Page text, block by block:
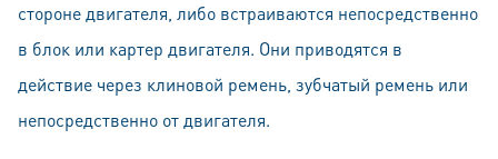
стороне двигателя, либо встраиваются непосредственно
в блок или картер двигателя. Они приводятся в
действие через клиновой ремень, зубчатый ремень или
непосредственно от двигателя.